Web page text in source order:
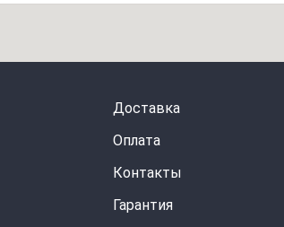
Доставка
Оплата
Контакты
Гарантия